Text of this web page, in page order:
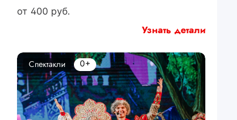
от 400 руб.
Узнать детали
Спектакли 0+